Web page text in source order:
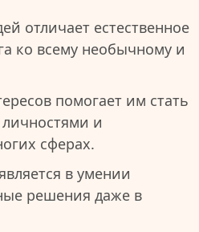
отличает естественное
ко всему необычному и
помогает им стать
и
сферах.
в умении
решения даже в